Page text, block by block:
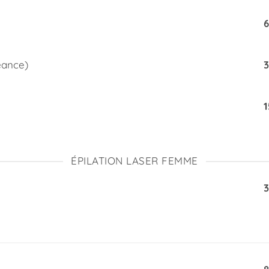
ÉPILATION LASER FEMME